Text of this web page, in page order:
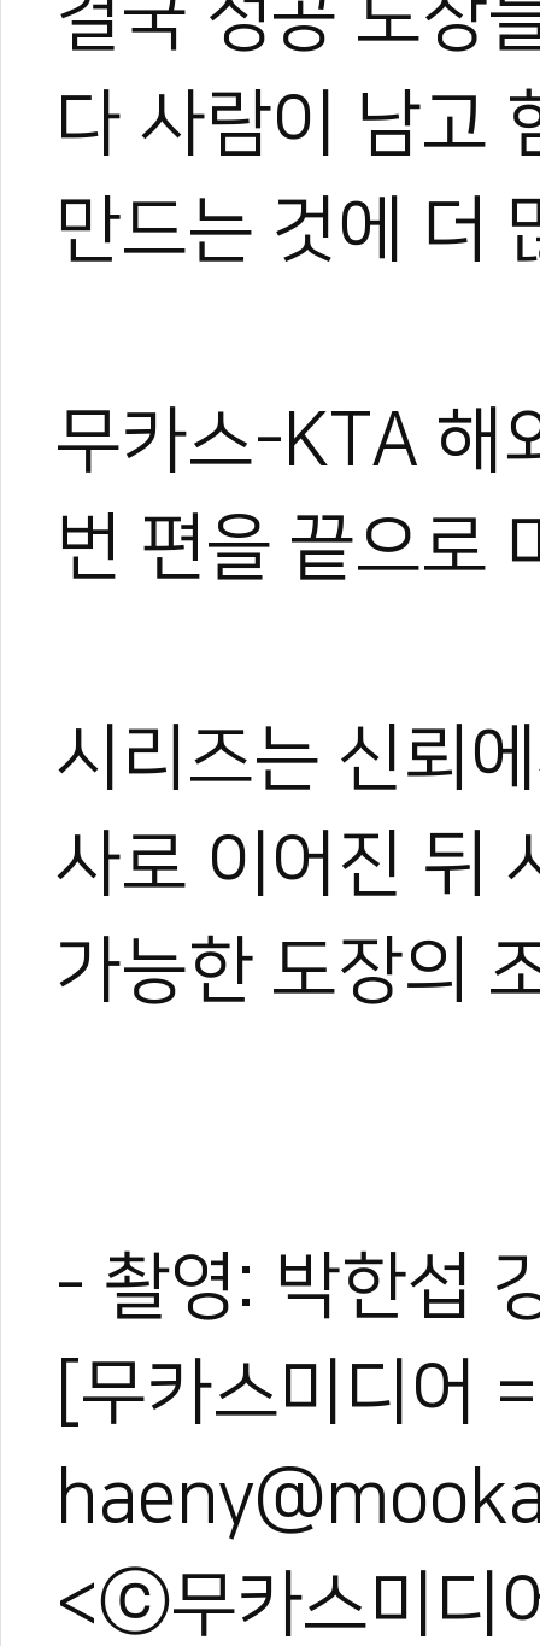
결국 성공 도장
다 사람이 남고
만드는 것에 더
무카스-KTA 해
번 편을 끝으로
시리즈는 신뢰
사로 이어진 뒤
가능한 도장의
- 촬영: 박한섭
[무카스미디어
<ⓒ무카스미디